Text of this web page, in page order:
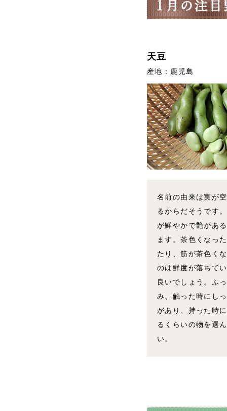
天豆
産地：鹿児島
名前の由来は実が
るからだそうです
が鮮やかで艶があ
ます。茶色くなっ
たり、筋が茶色く
のは鮮度が落ちて
良いでしょう。ふ
み、触った時にし
があり、持った時
るくらいの物を選
い。